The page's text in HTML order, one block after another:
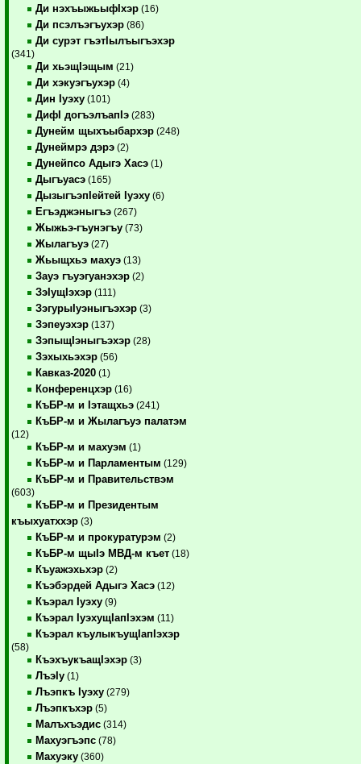
Ди нэхъыжьыфIхэр (16)
Ди псэлъэгъухэр (86)
Ди сурэт гъэтIылъыгъэхэр
(341)
Ди хьэщIэщым (21)
Ди хэкуэгъухэр (4)
Дин Iуэху (101)
ДифI догъэлъапIэ (283)
Дунейм щыхъыбархэр (248)
Дунеймрэ дэрэ (2)
Дунейпсо Адыгэ Хасэ (1)
Дыгъуасэ (165)
ДызыгъэпIейтей Iуэху (6)
Егъэджэныгъэ (267)
Жыжьэ-гъунэгъу (73)
Жылагъуэ (27)
Жьыщхьэ махуэ (13)
Зауэ гъуэгуанэхэр (2)
ЗэIущIэхэр (111)
ЗэгурыIуэныгъэхэр (3)
Зэпеуэхэр (137)
ЗэпыщIэныгъэхэр (28)
Зэхыхьэхэр (56)
Кавказ-2020 (1)
Конференцхэр (16)
КъБР-м и Iэтащхьэ (241)
КъБР-м и Жылагъуэ палатэм
(12)
КъБР-м и махуэм (1)
КъБР-м и Парламентым (129)
КъБР-м и Правительствэм
(603)
КъБР-м и Президентым
къыхуатххэр (3)
КъБР-м и прокуратурэм (2)
КъБР-м щыIэ МВД-м къет (18)
Къуажэхьхэр (2)
Къэбэрдей Адыгэ Хасэ (12)
Къэрал Iуэху (9)
Къэрал IуэхущIапIэхэм (11)
Къэрал къулыкъущIапIэхэр
(58)
КъэхъукъащIэхэр (3)
ЛъэIу (1)
Лъэпкъ Iуэху (279)
Лъэпкъхэр (5)
Малъхъэдис (314)
Махуэгъэпс (78)
Махуэку (360)